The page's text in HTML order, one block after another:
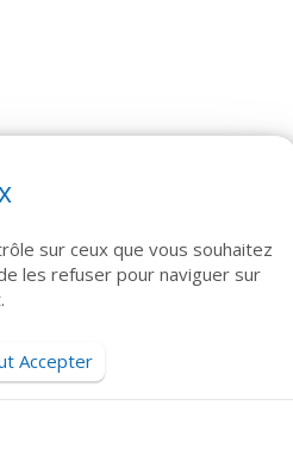
sur ceux que vous souhaitez
les refuser pour naviguer sur
Accepter